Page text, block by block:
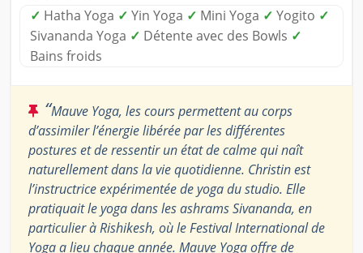
✓ Hatha Yoga ✓ Yin Yoga ✓ Mini Yoga ✓ Yogito ✓
Sivananda Yoga ✓ Détente avec des Bowls ✓
Bains froids
“Mauve Yoga, les cours permettent au corps
d’assimiler l’énergie libérée par les différentes
postures et de ressentir un état de calme qui naît
naturellement dans la vie quotidienne. Christin est
l’instructrice expérimentée de yoga du studio. Elle
pratiquait le yoga dans les ashrams Sivananda, en
particulier à Rishikesh, où le Festival International de
Yoga a lieu chaque année. Mauve Yoga offre de